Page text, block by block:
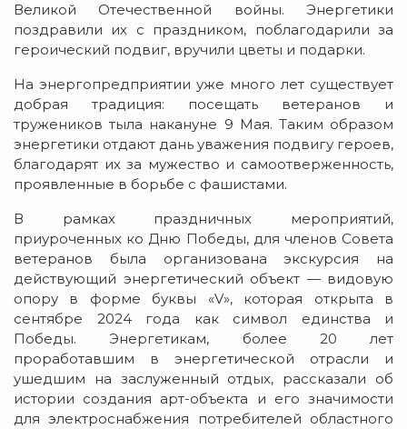
Великой Отечественной войны. Энергетики
поздравили их с праздником, поблагодарили за
героический подвиг, вручили цветы и подарки.
На энергопредприятии уже много лет существует
добрая традиция: посещать ветеранов и
тружеников тыла накануне 9 Мая. Таким образом
энергетики отдают дань уважения подвигу героев,
благодарят их за мужество и самоотверженность,
проявленные в борьбе с фашистами.
В рамках праздничных мероприятий,
приуроченных ко Дню Победы, для членов Совета
ветеранов была организована экскурсия на
действующий энергетический объект — видовую
опору в форме буквы «V», которая открыта в
сентябре 2024 года как символ единства и
Победы. Энергетикам, более 20 лет
проработавшим в энергетической отрасли и
ушедшим на заслуженный отдых, рассказали об
истории создания арт-объекта и его значимости
для электроснабжения потребителей областного